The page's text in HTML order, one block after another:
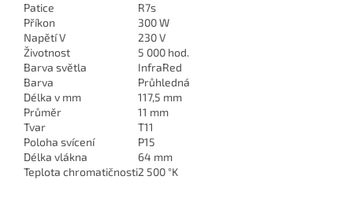
Patice
R7s
Příkon
300 W
Napětí V
230 V
Životnost
5 000 hod.
Barva světla
InfraRed
Barva
Průhledná
Délka v mm
117,5 mm
Průměr
11 mm
Tvar
T11
Poloha svícení
P15
Délka vlákna
64 mm
Teplota chromatičnosti2 500 °K